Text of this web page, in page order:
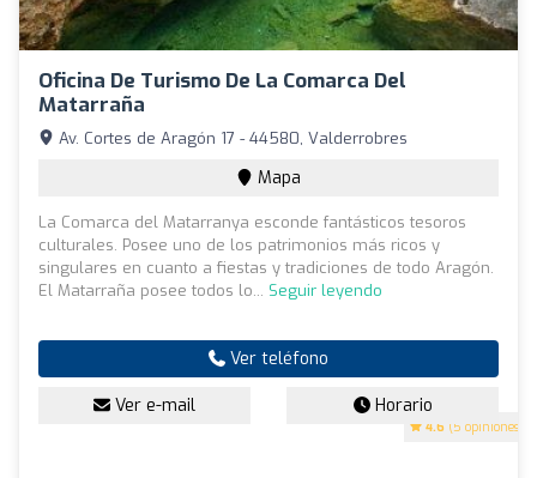
Oficina De Turismo De La Comarca Del
Matarraña
4.6 (5 opiniones)
Av. Cortes de Aragón 17 - 44580, Valderrobres
Mapa
La Comarca del Matarranya esconde fantásticos tesoros
culturales. Posee uno de los patrimonios más ricos y
singulares en cuanto a fiestas y tradiciones de todo Aragón.
El Matarraña posee todos lo... Seguir leyendo
Ver teléfono
Ver e-mail Horario